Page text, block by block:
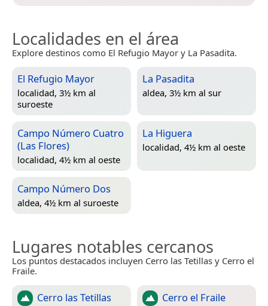
Localidades en el área
Explore destinos como El Refugio Mayor y La Pasadita.
El Refugio Mayor
localidad, 3½ km al
suroeste
La Pasadita
aldea, 3½ km al sur
Campo Número Cuatro
(Las Flores)
localidad, 4½ km al oeste
La Higuera
localidad, 4½ km al oeste
Campo Número Dos
aldea, 4½ km al suroeste
Lugares notables cercanos
Los puntos destacados incluyen Cerro las Tetillas y Cerro el
Fraile.
Cerro las Tetillas Cerro el Fraile